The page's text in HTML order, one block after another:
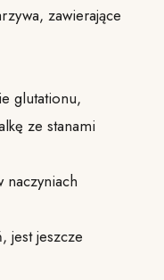
zawierające
glutationu,
ze stanami
naczyniach
jest jeszcze